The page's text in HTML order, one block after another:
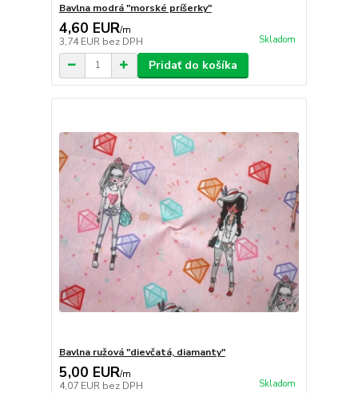
Bavlna modrá "morské príšerky"
4,60 EUR/m
3,74 EUR bez DPH Skladom
Pridať do košíka
Bavlna ružová "dievčatá, diamanty"
5,00 EUR/m
4,07 EUR bez DPH Skladom